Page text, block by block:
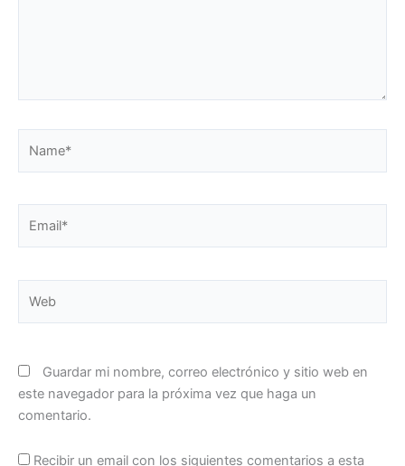
Guardar mi nombre, correo electrónico y sitio web en
este navegador para la próxima vez que haga un
comentario.
Recibir un email con los siguientes comentarios a esta